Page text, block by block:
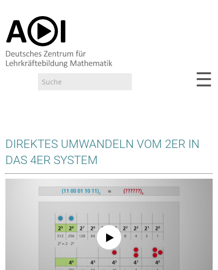
Suche ☰
DIREKTES UMWANDELN VOM 2ER IN
DAS 4ER SYSTEM